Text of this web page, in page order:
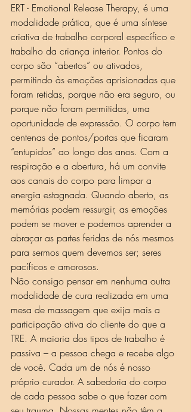
ERT - Emotional Release Therapy, é uma
modalidade prática, que é uma síntese
criativa de trabalho corporal específico e
trabalho da criança interior. Pontos do
corpo são “abertos” ou ativados,
permitindo às emoções aprisionadas que
foram retidas, porque não era seguro, ou
porque não foram permitidas, uma
oportunidade de expressão. O corpo tem
centenas de pontos/portas que ficaram
“entupidos” ao longo dos anos. Com a
respiração e a abertura, há um convite
aos canais do corpo para limpar a
energia estagnada. Quando aberto, as
memórias podem ressurgir, as emoções
podem se mover e podemos aprender a
abraçar as partes feridas de nós mesmos
para sermos quem devemos ser; seres
pacíficos e amorosos.
Não consigo pensar em nenhuma outra
modalidade de cura realizada em uma
mesa de massagem que exija mais a
participação ativa do cliente do que a
TRE. A maioria dos tipos de trabalho é
passiva – a pessoa chega e recebe algo
de você. Cada um de nós é nosso
próprio curador. A sabedoria do corpo
de cada pessoa sabe o que fazer com